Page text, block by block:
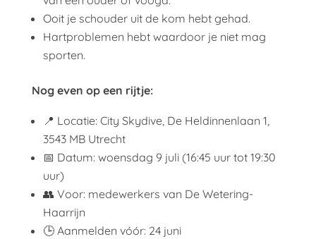
Ooit je schouder uit de kom hebt gehad.
Hartproblemen hebt waardoor je niet mag
sporten.
Nog even op een rijtje:
📍 Locatie: City Skydive, De Heldinnenlaan 1,
3543 MB Utrecht
📅 Datum: woensdag 9 juli (16:45 uur tot 19:30
uur)
👥 Voor: medewerkers van De Wetering-
Haarrijn
🕒 Aanmelden vóór: 24 juni